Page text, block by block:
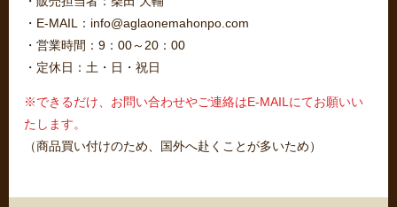
・E-MAIL：info@aglaonemahonpo.com
・営業時間：9：00～20：00
・定休日：土・日・祝日
※できるだけ、お問い合わせやご連絡はE-MAILにてお願いい
たします。
（商品買い付けのため、国外へ赴くことが多いため）